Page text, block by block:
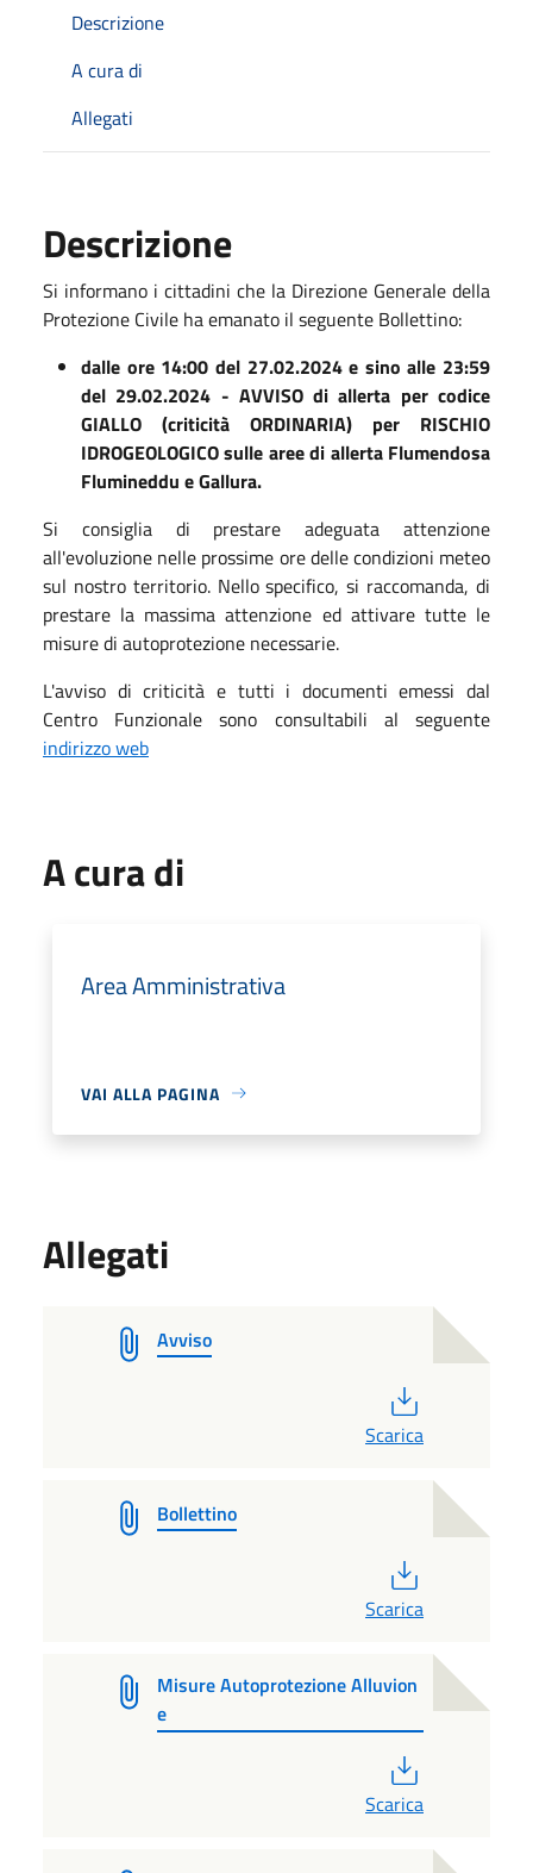
Descrizione
A cura di
Allegati
Descrizione
Si informano i cittadini che la Direzione Generale della
Protezione Civile ha emanato il seguente Bollettino:
dalle ore 14:00 del 27.02.2024 e sino alle 23:59
del 29.02.2024 - AVVISO di allerta per codice
GIALLO (criticità ORDINARIA) per RISCHIO
IDROGEOLOGICO sulle aree di allerta Flumendosa
Flumineddu e Gallura.
Si consiglia di prestare adeguata attenzione
all'evoluzione nelle prossime ore delle condizioni meteo
sul nostro territorio. Nello specifico, si raccomanda, di
prestare la massima attenzione ed attivare tutte le
misure di autoprotezione necessarie.
L'avviso di criticità e tutti i documenti emessi dal
Centro Funzionale sono consultabili al seguente
indirizzo web
A cura di
Area Amministrativa
VAI ALLA PAGINA
Allegati
Avviso
Scarica
Bollettino
Scarica
Misure Autoprotezione Alluvion
e
Scarica